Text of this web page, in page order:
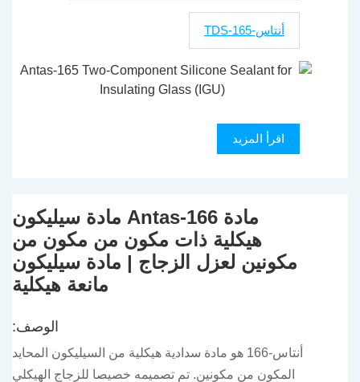
أنتاس-165-TDS
اقرأ المزيد
مادة Antas-166 مادة سيليكون
هيكلية ذات مكون من مكون من
مكونين لعزل الزجاج | مادة سيليكون
مانعة هيكلية
الوصف:
أنتاس-166 هو مادة سدادية هيكلية من السيليكون المحايد
المكون من مكونين. تم تصميمه خصيصا للزجاج الهيكلي